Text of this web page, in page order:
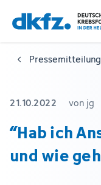
Zum
Hauptinhalt
springen
Zur
Fußzeile
springen
21.10.2022 von jg
“Hab ich
und wie